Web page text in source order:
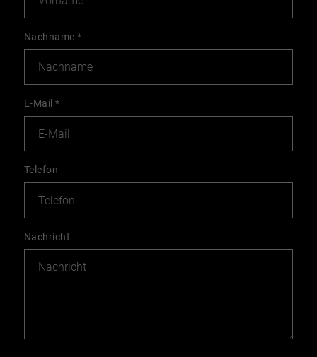
Nachname*
E-Mail*
Telefon
Nachricht